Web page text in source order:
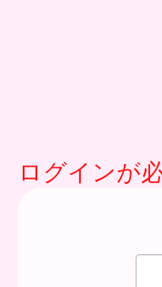
ログインが